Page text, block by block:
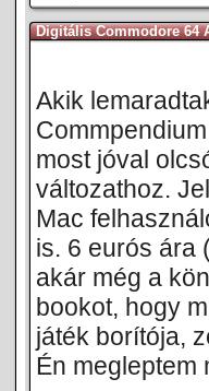
Digitális Commodore 64
Akik
most jóval
változathoz.
Mac
is. 6 eurós ára
akár még a
bookot, hogy
játék borítója,
Én megleptem